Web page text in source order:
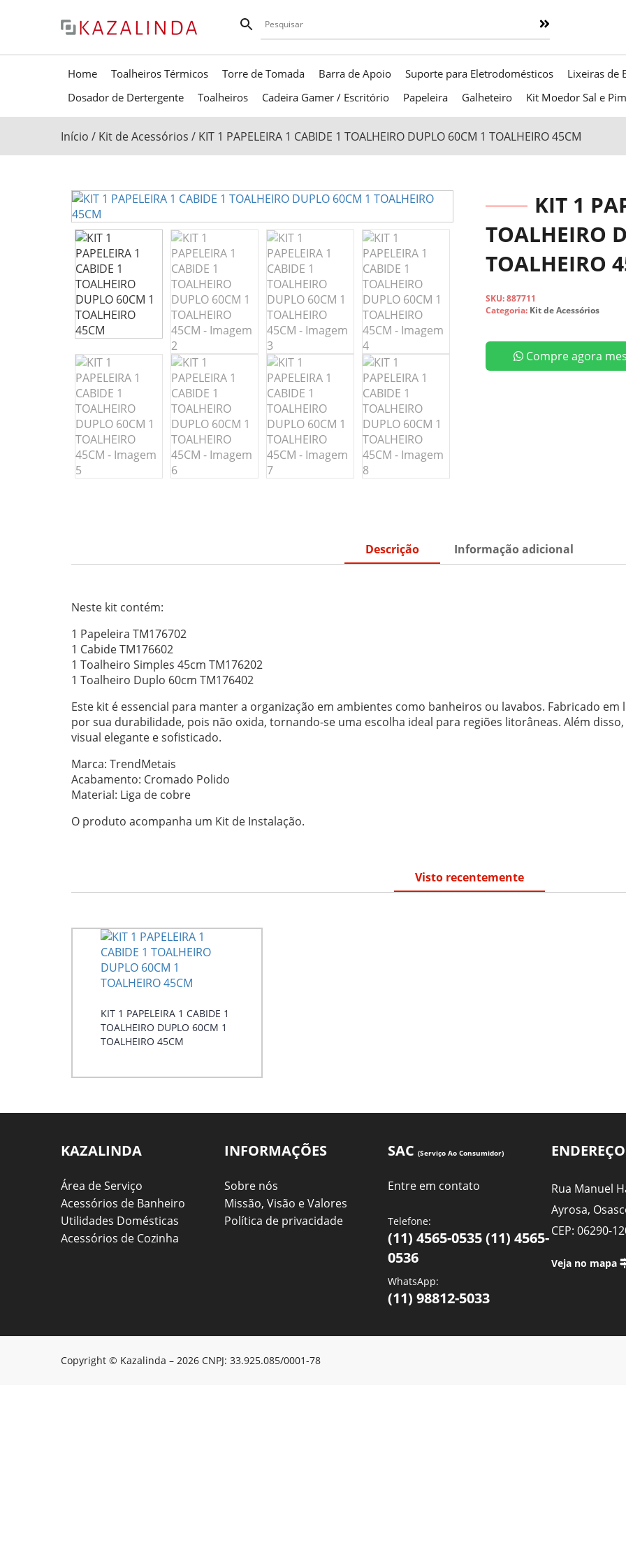
Home Toalheiros Térmicos Torre de Tomada Barra de Apoio Suporte para Eletrodomésticos
Lixeiras de
Dosador de Dertergente
Toalheiros Cadeira Gamer / Escritório Papeleira Galheteiro Kit Moedor Sal e
Início / Kit de Acessórios / KIT 1 PAPELEIRA 1 CABIDE 1 TOALHEIRO DUPLO 60CM 1 TOALHEIRO 45CM
KIT 1
TOALHEIRO
TOALHEIRO
SKU:887711
Categoria: Kit de Acessórios
Compre agora
Descrição Informação adicional
Neste kit contém:
1 Papeleira TM176702
1 Cabide TM176602
1 Toalheiro Simples 45cm TM176202
1 Toalheiro Duplo 60cm TM176402
Este kit é essencial para manter a organização em ambientes como banheiros ou lavabos. Fabricado
por sua durabilidade, pois não oxida, tornando-se uma escolha ideal para regiões litorâneas. Além
visual elegante e sofisticado.
Marca: TrendMetais
Acabamento: Cromado Polido
Material: Liga de cobre
O produto acompanha um Kit de Instalação.
Visto recentemente
KIT 1 PAPELEIRA 1 CABIDE 1
TOALHEIRO DUPLO 60CM 1
TOALHEIRO 45CM
KAZALINDA
Área de Serviço
Acessórios de Banheiro
Utilidades Domésticas
Acessórios de Cozinha
INFORMAÇÕES
Sobre nós
Missão, Visão e Valores
Política de privacidade
SAC (Serviço Ao Consumidor)
Entre em contato
Telefone:
(11) 4565-0535 (11) 4565-
0536
WhatsApp:
(11) 98812-5033
ENDEREÇO
Rua Manuel
Ayrosa,
CEP: 06290-
Veja no mapa
Copyright © Kazalinda – 2026 CNPJ: 33.925.085/0001-78